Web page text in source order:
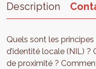
Description
Quels sont les
d’identité locale (NIL)
de proximité ?